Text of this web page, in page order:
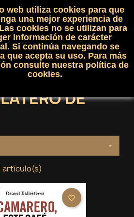
shopping_cart(0)

DE

artículo(s)
favorite_border
web utiliza cookies para que
una mejor experiencia de
cookies no se utilizan para
información de carácter
Si continúa navegando se
que acepta su uso. Para más
consulte nuestra política de
cookies.